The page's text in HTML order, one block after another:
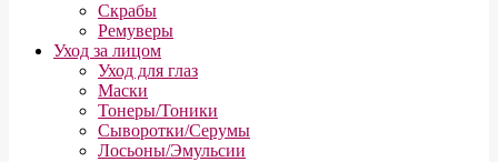
Скрабы
Ремуверы
Уход за лицом
Уход для глаз
Маски
Тонеры/Тоники
Сыворотки/Серумы
Лосьоны/Эмульсии